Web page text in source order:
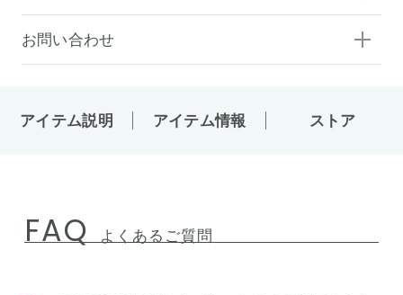
お問い合わせ
アイテム説明 アイテム情報 ストア
FAQ よくあるご質問